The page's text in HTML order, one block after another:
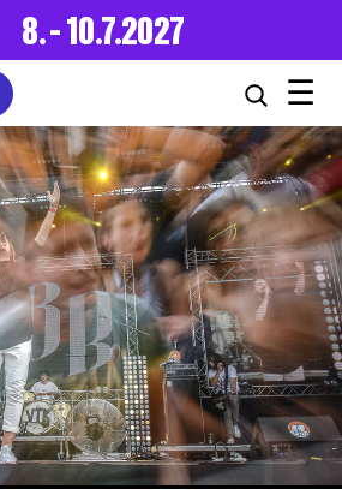
8. – 10.7.2027
☰